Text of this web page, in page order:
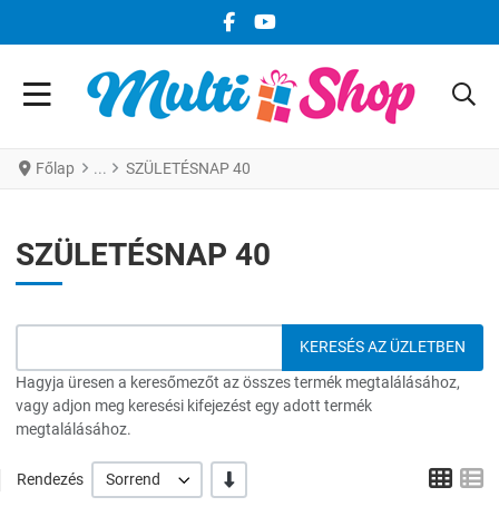
FACEBOOK KÖZÖSSÉGI LINK
YOUTUBE KÖZÖSSÉGI LINK
Főlap SZÜLETÉSNAP 40
SZÜLETÉSNAP 40
Hagyja üresen a keresőmezőt az összes termék megtalálásához,
vagy adjon meg keresési kifejezést egy adott termék
megtalálásához.
Rendezés Sorrend -/+ Grid